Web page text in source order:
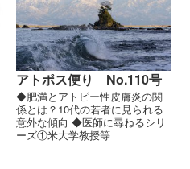
アトポス便り No.110号
◆肥満とアトピー性皮膚炎の関
係とは？10代の若者に見られる
意外な傾向 ◆医師に尋ねるシリ
ーズ①米大学教授等